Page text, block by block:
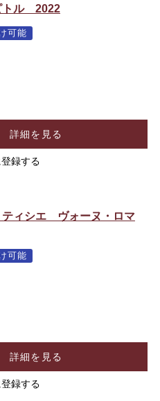
トル 2022
可能
詳細を見る
録する
ティシエ ヴォーヌ・ロマ
可能
詳細を見る
録する